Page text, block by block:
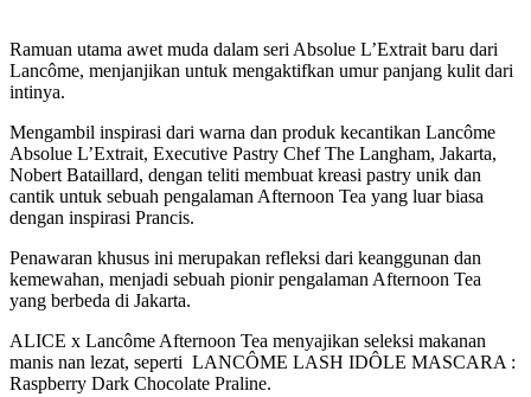
Ramuan utama awet muda dalam seri Absolue L’Extrait baru dari
Lancôme, menjanjikan untuk mengaktifkan umur panjang kulit dari
intinya.
Mengambil inspirasi dari warna dan produk kecantikan Lancôme
Absolue L’Extrait, Executive Pastry Chef The Langham, Jakarta,
Nobert Bataillard, dengan teliti membuat kreasi pastry unik dan
cantik untuk sebuah pengalaman Afternoon Tea yang luar biasa
dengan inspirasi Prancis.
Penawaran khusus ini merupakan refleksi dari keanggunan dan
kemewahan, menjadi sebuah pionir pengalaman Afternoon Tea
yang berbeda di Jakarta.
ALICE x Lancôme Afternoon Tea menyajikan seleksi makanan
manis nan lezat, seperti LANCÔME LASH IDÔLE MASCARA :
Raspberry Dark Chocolate Praline.